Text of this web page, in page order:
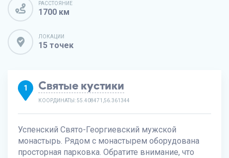
РАССТОЯНИЕ
1700 км
ЛОКАЦИИ
15 точек
1 Святые кустики
КООРДИНАТЫ: 55.408471,56.361344
Успенский Свято-Георгиевский мужской
монастырь. Рядом с монастырем оборудована
просторная парковка. Обратите внимание, что